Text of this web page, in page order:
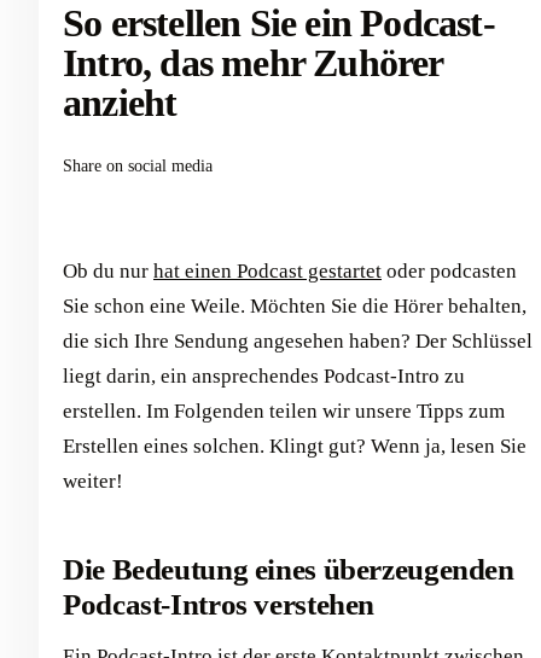
So erstellen Sie ein Podcast-
Intro, das mehr Zuhörer
anzieht
Share on social media
Ob du nur hat einen Podcast gestartet oder podcasten
Sie schon eine Weile. Möchten Sie die Hörer behalten,
die sich Ihre Sendung angesehen haben? Der Schlüssel
liegt darin, ein ansprechendes Podcast-Intro zu
erstellen. Im Folgenden teilen wir unsere Tipps zum
Erstellen eines solchen. Klingt gut? Wenn ja, lesen Sie
weiter!
Die Bedeutung eines überzeugenden
Podcast-Intros verstehen